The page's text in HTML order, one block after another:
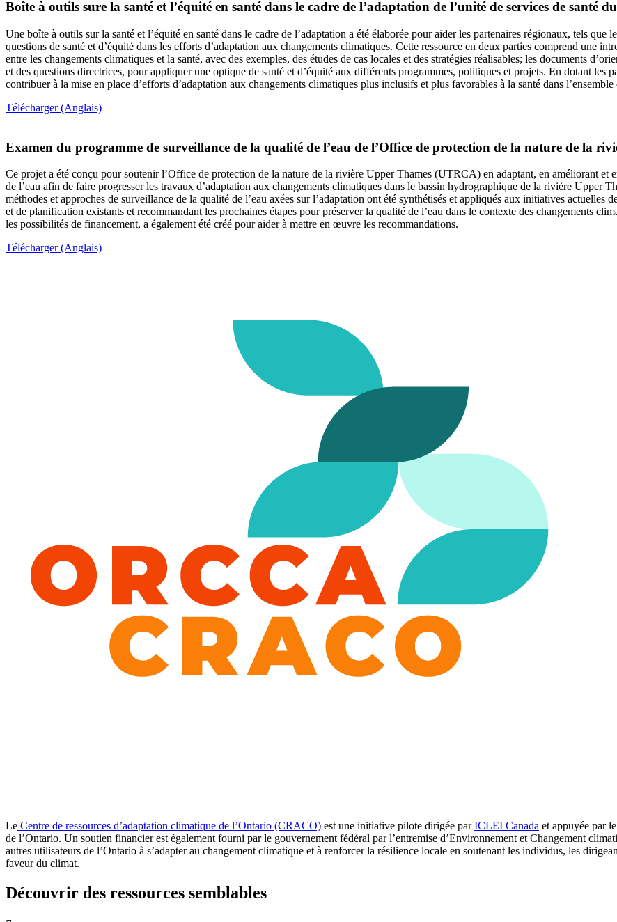
Boîte à outils sure la santé et l’équité en santé dans le cadre de l’adaptation de l’unité de services de santé
Une boîte à outils sur la santé et l’équité en santé dans le cadre de l’adaptation a été élaborée pour aider les partenaires régionaux, tels
questions de santé et d’équité dans les efforts d’adaptation aux changements climatiques. Cette ressource en deux parties comprend une
entre les changements climatiques et la santé, avec des exemples, des études de cas locales et des stratégies réalisables; les documents
et des questions directrices, pour appliquer une optique de santé et d’équité aux différents programmes, politiques et projets. En dotant les
contribuer à la mise en place d’efforts d’adaptation aux changements climatiques plus inclusifs et plus favorables à la santé dans
Télécharger (Anglais)
Examen du programme de surveillance de la qualité de l’eau de l’Office de protection de la nature de la
Ce projet a été conçu pour soutenir l’Office de protection de la nature de la rivière Upper Thames (UTRCA) en adaptant, en améliorant et
de l’eau afin de faire progresser les travaux d’adaptation aux changements climatiques dans le bassin hydrographique de la rivière Upper
méthodes et approches de surveillance de la qualité de l’eau axées sur l’adaptation ont été synthétisés et appliqués aux initiatives
et de planification existants et recommandant les prochaines étapes pour préserver la qualité de l’eau dans le contexte des changements
les possibilités de financement, a également été créé pour aider à mettre en œuvre les recommandations.
Télécharger (Anglais)
Le Centre de ressources d’adaptation climatique de l’Ontario (CRACO) est une initiative pilote dirigée parICLEI Canada et appuyée par
de l’Ontario. Un soutien financier est également fourni par le gouvernement fédéral par l’entremise d’Environnement et Changement
autres utilisateurs de l’Ontario à s’adapter au changement climatique et à renforcer la résilience locale en soutenant les individus, les
faveur du climat.
Découvrir des ressources semblables